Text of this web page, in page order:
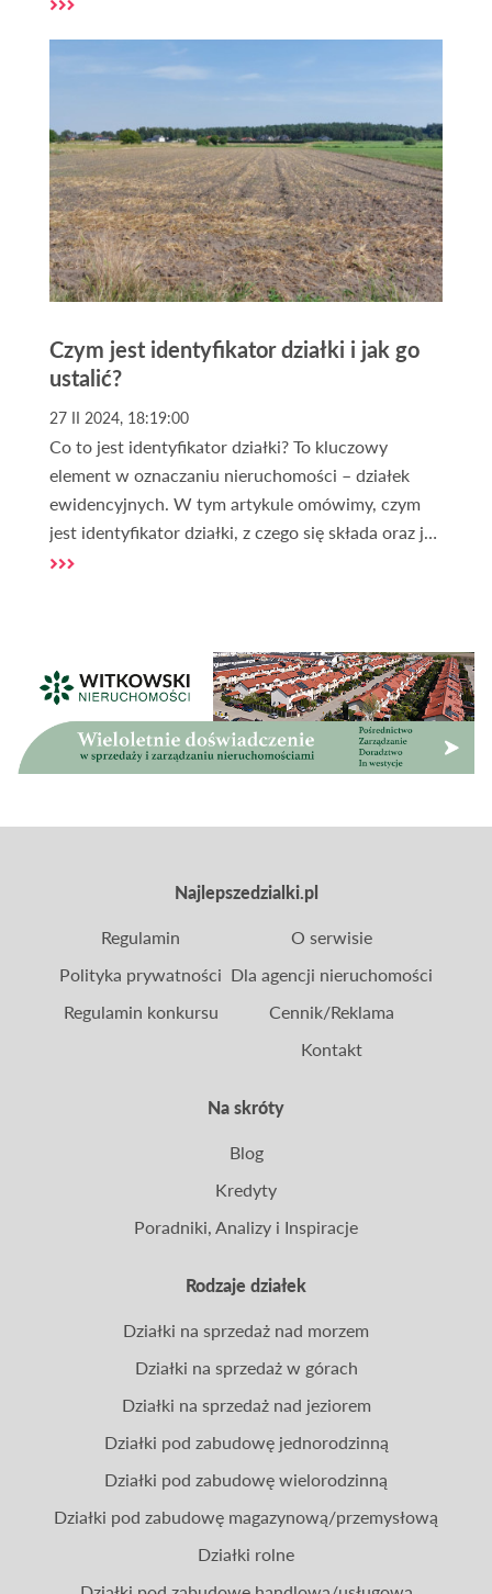
Czym jest identyfikator działki i jak go
ustalić?
27 II 2024, 18:19:00
Co to jest identyfikator działki? To kluczowy
element w oznaczaniu nieruchomości – działek
ewidencyjnych. W tym artykule omówimy, czym
jest identyfikator działki, z czego się składa oraz jak
go można ustalić za pomocą interaktywnej geo
Najlepszedzialki.pl
Na skróty
Rodzaje działek
Regulamin
Polityka prywatności
Regulamin konkursu
O serwisie
Dla agencji nieruchomości
Cennik/Reklama
Kontakt
Blog
Kredyty
Poradniki, Analizy i Inspiracje
Działki na sprzedaż nad morzem
Działki na sprzedaż w górach
Działki na sprzedaż nad jeziorem
Działki pod zabudowę jednorodzinną
Działki pod zabudowę wielorodzinną
Działki pod zabudowę magazynową/przemysłową
Działki rolne